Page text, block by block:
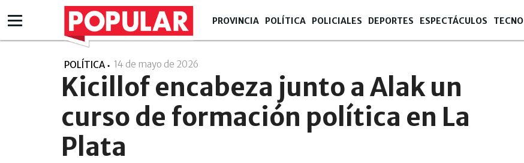
PROVINCIA POLÍTICA POLICIALES DEPORTES ESPECTÁCULOS TECNO
POLÍTICA 14 de mayo de 2026
Kicillof encabeza junto a Alak un
curso de formación política en La
Plata